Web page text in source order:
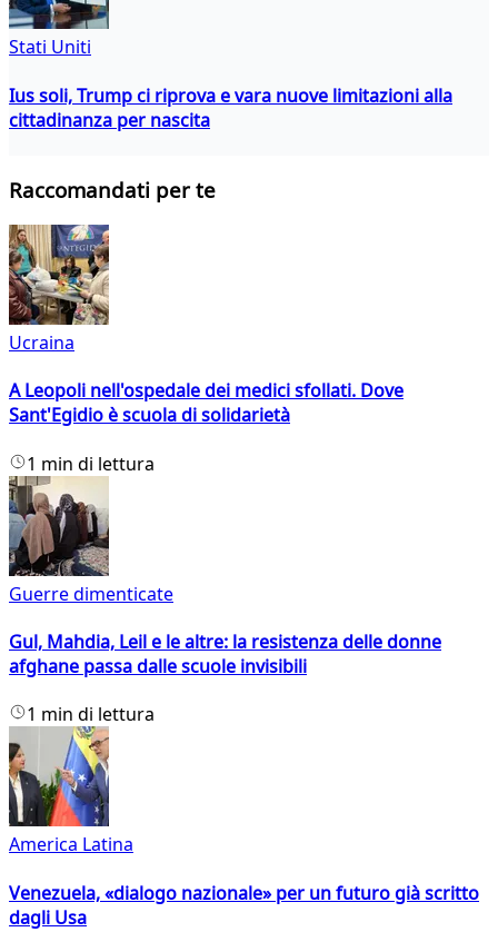
Stati Uniti
Ius soli, Trump ci riprova e vara nuove limitazioni alla
cittadinanza per nascita
Raccomandati per te
Ucraina
A Leopoli nell'ospedale dei medici sfollati. Dove
Sant'Egidio è scuola di solidarietà
1 min di lettura
Guerre dimenticate
Gul, Mahdia, Leil e le altre: la resistenza delle donne
afghane passa dalle scuole invisibili
1 min di lettura
America Latina
Venezuela, «dialogo nazionale» per un futuro già scritto
dagli Usa